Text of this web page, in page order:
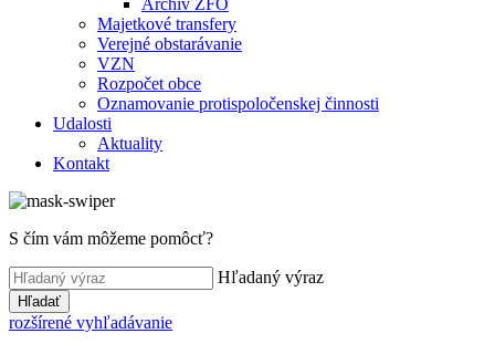
Archív ZFO
Majetkové transfery
Verejné obstarávanie
VZN
Rozpočet obce
Oznamovanie protispoločenskej činnosti
Udalosti
Aktuality
Kontakt
S čím vám môžeme pomôcť?
Hľadaný výraz
Hľadať
rozšírené vyhľadávanie